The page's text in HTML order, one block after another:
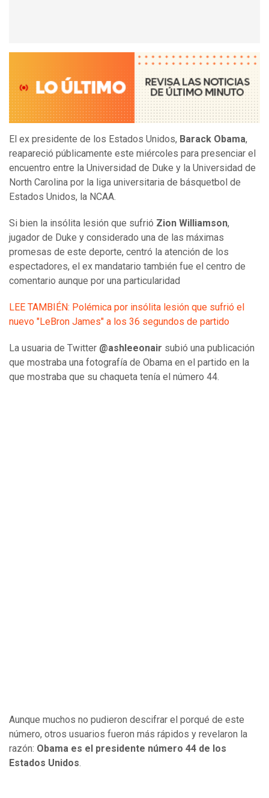
El ex presidente de los Estados Unidos, Barack Obama,
reapareció públicamente este miércoles para presenciar el
encuentro entre la Universidad de Duke y la Universidad de
North Carolina por la liga universitaria de básquetbol de
Estados Unidos, la NCAA.
Si bien la insólita lesión que sufrió Zion Williamson,
jugador de Duke y considerado una de las máximas
promesas de este deporte, centró la atención de los
espectadores, el ex mandatario también fue el centro de
comentario aunque por una particularidad
LEE TAMBIÉN: Polémica por insólita lesión que sufrió el
nuevo "LeBron James" a los 36 segundos de partido
La usuaria de Twitter @ashleeonair subió una publicación
que mostraba una fotografía de Obama en el partido en la
que mostraba que su chaqueta tenía el número 44.
Aunque muchos no pudieron descifrar el porqué de este
número, otros usuarios fueron más rápidos y revelaron la
razón: Obama es el presidente número 44 de los
Estados Unidos